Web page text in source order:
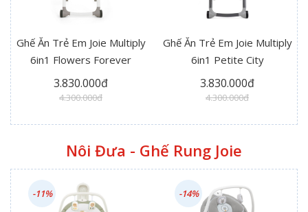
Ghế Ăn Trẻ Em Joie Multiply
6in1 Flowers Forever
3.830.000đ
4.300.000đ
Ghế Ăn Trẻ Em Joie Multiply
6in1 Petite City
3.830.000đ
4.300.000đ
Nôi Đưa - Ghế Rung Joie
-11% -14%